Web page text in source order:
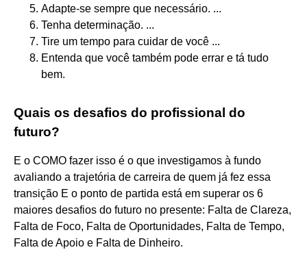
Adapte-se sempre que necessário. ...
Tenha determinação. ...
Tire um tempo para cuidar de você ...
Entenda que você também pode errar e tá tudo
bem.
Quais os desafios do profissional do
futuro?
E o COMO fazer isso é o que investigamos à fundo
avaliando a trajetória de carreira de quem já fez essa
transição E o ponto de partida está em superar os 6
maiores desafios do futuro no presente: Falta de Clareza,
Falta de Foco, Falta de Oportunidades, Falta de Tempo,
Falta de Apoio e Falta de Dinheiro.